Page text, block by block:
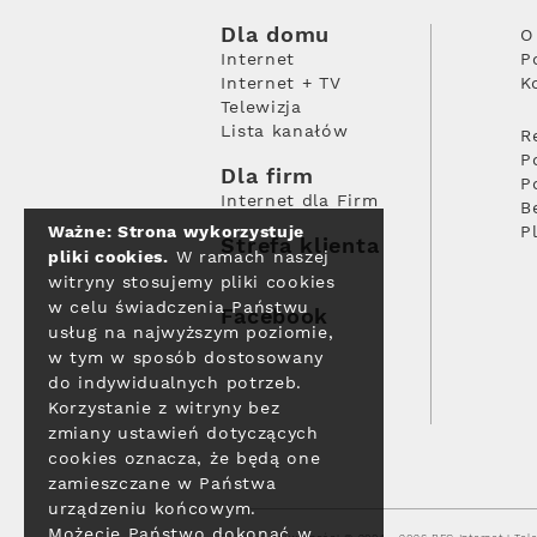
Dla domu
Internet
Internet + TV
Telewizja
Lista kanałów
Dla firm
Internet dla Firm
Strefa klienta
Facebook
Ważne: Strona wykorzystuje
pliki cookies. W ramach naszej
witryny stosujemy pliki cookies
w celu świadczenia Państwu
usług na najwyższym poziomie,
w tym w sposób dostosowany
do indywidualnych potrzeb.
Korzystanie z witryny bez
zmiany ustawień dotyczących
cookies oznacza, że będą one
zamieszczane w Państwa
urządzeniu końcowym.